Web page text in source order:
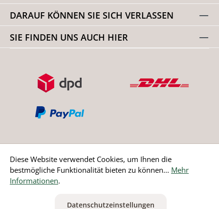
DARAUF KÖNNEN SIE SICH VERLASSEN
SIE FINDEN UNS AUCH HIER
Bestellung widerrufen
ausgenommen Nicht EU-Länder
Diese Website verwendet Cookies, um Ihnen die
bestmögliche Funktionalität bieten zu können... Mehr
Informationen.
Datenschutzeinstellungen